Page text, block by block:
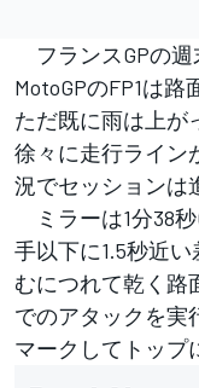
フランスGPの週
MotoGPのFP1は路
ただ既に雨は上が
徐々に走行ライ
況でセッションは
ミラーは1分38
手以下に1.5秒近
むにつれて乾く路
でのアタックを実
マークしてトップ